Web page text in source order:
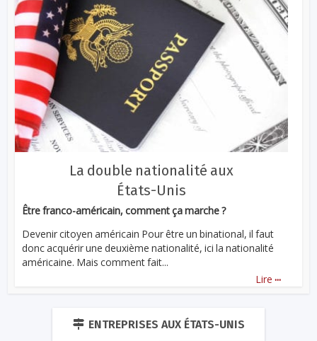
La double nationalité aux
États-Unis
Être franco-américain, comment ça marche ?
Devenir citoyen américain Pour être un binational, il faut
donc acquérir une deuxième nationalité, ici la nationalité
américaine. Mais comment fait...
Lire ...
ENTREPRISES AUX ÉTATS-UNIS